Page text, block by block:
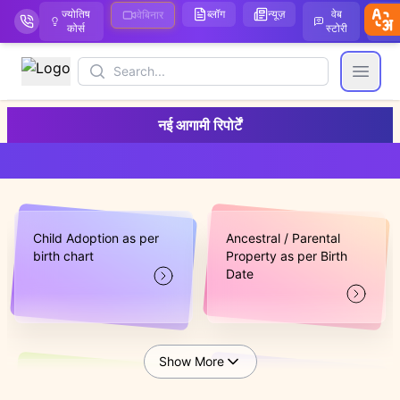
ज्योतिष
कोर्स
वेबिनार ब्लॉग न्यूज़
वेब
स्टोरी
Search
Open
नई आगामी रिपोर्टें
Child Adoption as per
birth chart
Ancestral / Parental
Property as per Birth
Date
Show More